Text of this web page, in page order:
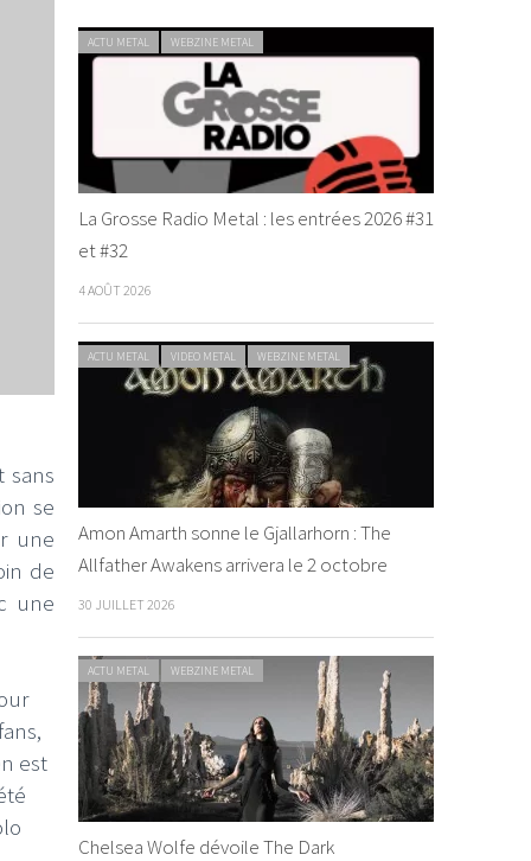
sans
se
une
de
une
est
ACTU METAL WEBZINE METAL
La Grosse Radio Metal : les entrées 2026 #31
et #32
4 AOÛT 2026
ACTU METAL VIDEO METAL WEBZINE METAL
Amon Amarth sonne le Gjallarhorn : The
Allfather Awakens arrivera le 2 octobre
30 JUILLET 2026
ACTU METAL WEBZINE METAL
Chelsea Wolfe dévoile The Dark